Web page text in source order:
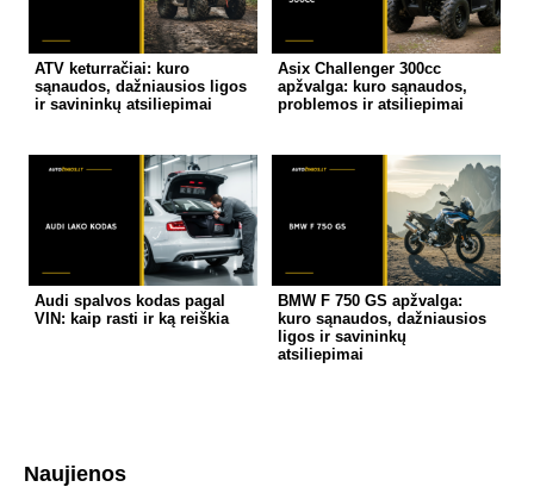
ATV keturračiai: kuro
sąnaudos, dažniausios ligos
ir savininkų atsiliepimai
Asix Challenger 300cc
apžvalga: kuro sąnaudos,
problemos ir atsiliepimai
Audi spalvos kodas pagal
VIN: kaip rasti ir ką reiškia
BMW F 750 GS apžvalga:
kuro sąnaudos, dažniausios
ligos ir savininkų
atsiliepimai
Naujienos